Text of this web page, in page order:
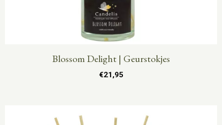
Blossom Delight | Geurstokjes
€21,95